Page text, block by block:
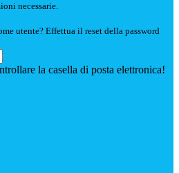
necessarie.
utente? Effettua il reset della password
la casella di posta elettronica!